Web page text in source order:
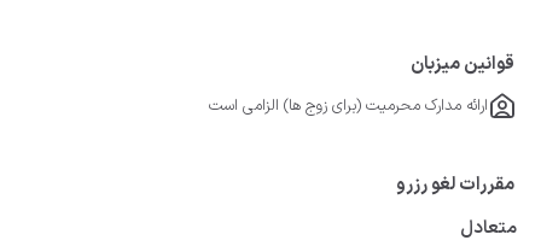
قوانین میزبان
ارائه مدارک محرمیت (برای زوج ها) الزامی است
مقررات لغو رزرو
متعادل